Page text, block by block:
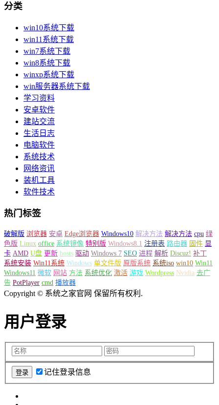
分类
win10系统下载
win11系统下载
win7系统下载
win8系统下载
winxp系统下载
win服务器系统下载
学习资料
安卓软件
建站交流
生活日志
电脑软件
系统技术
网络资讯
装机工具
软件技术
热门标签
破解版 浏览器 安卓 Edge浏览器 Windows10 解决方法 解决方法 cpu 绿
色版 Linux office 系统镜像 特别版 Windows8.1 注册表 路由器 固件 显
卡 AMD U盘 更新 hosts 驱动 Windows 7 SEO 进程 解析 Discuz! 补丁
系统安装 Win11系统 Windows 单文件版 原版系统 系统iso win10 Win11
Windows11 微软 网站 方法 系统优化 激活 游戏 Wordpress Nvidia 去广
告 PotPlayer cmd 播放器
Copyright © 系统之家官网 保留所有权利.
用户登录
记住登录信息